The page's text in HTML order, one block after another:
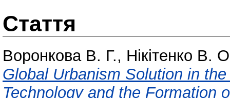
Стаття
Воронкова В. Г., Нікітенко В.
Global Urbanism Solution in
Technology and the Formation